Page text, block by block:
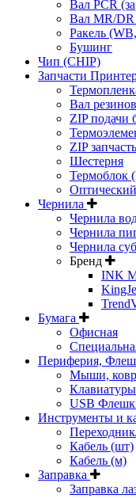
Вал PCR
Вал MR/
Ракель
Бушинг
Чип (CHIP)
Запчасти
Вал
ZIP подачи
ZIP запчасть
Шестерня
Термоблок
Чернила
Чернила
Чернила
Чернила
Бренд
INK
Бумага
Офисная
Периферия,
Мыши,
Клавиатуры
USB
Инструменты и
Кабель (шт)
Кабель (м)
Заправка
Заправка